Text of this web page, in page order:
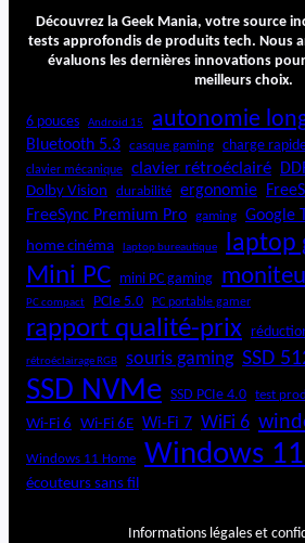
Découvrez la Geek Mania, votre source
tests approfondis de produits tech. Nous
évaluons les dernières innovations
meilleurs choix.
6 pouces Android 15 autonomie
Bluetooth 5.3 casque gaming charge
clavier mécanique clavier rétroéclairé
Dolby Vision durabilité ergonomie
FreeSync Premium Pro
gaming Google
home cinéma laptop bureautique laptop
Mini PC mini PC gaming
PC compact PCIe 5.0 PC portable gamer
rapport qualité-prix
rétroéclairage RGB souris gaming SSD
SSD NVMe SSD PCIe 4.0 test
Wi-Fi 6 Wi-Fi 6E Wi-Fi 7 WiFi 6
Windows 11 Home Windows
écouteurs sans fil
Informations légales et